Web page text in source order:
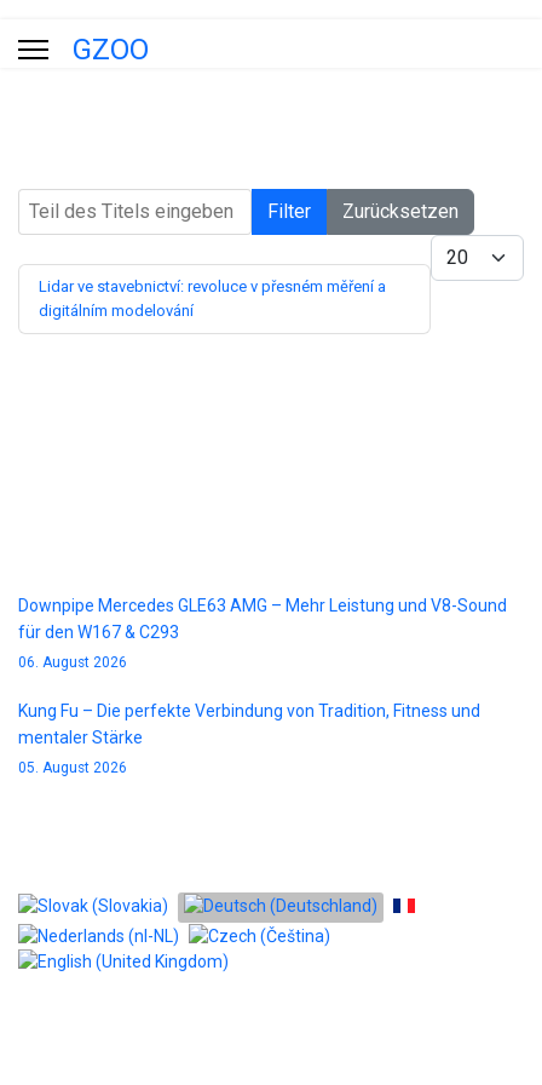
GZOO
Teil des Titels eingeben
Filter Zurücksetzen
Anzeige #
Lidar ve stavebnictví: revoluce v přesném měření a
digitálním modelování
Downpipe Mercedes GLE63 AMG – Mehr Leistung und V8-Sound
für den W167 & C293
06. August 2026
Kung Fu – Die perfekte Verbindung von Tradition, Fitness und
mentaler Stärke
05. August 2026